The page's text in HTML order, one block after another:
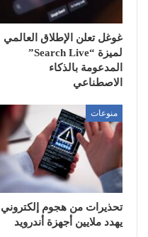
غوغل تعلن الإطلاق العالمي
لميزة “Search Live”
المدعومة بالذكاء
الاصطناعي
منوعات
تحذيرات من هجوم إلكتروني
يهدد ملايين أجهزة أندرويد